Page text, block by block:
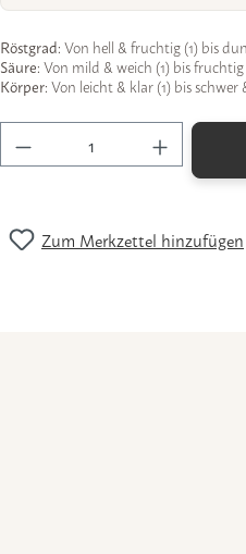
Röstgrad:Von hell & fruchtig (1) bis
Säure:Von mild & weich (1) bis
Körper:Von leicht & klar (1) bis schwer
Produkt Anzahl:
Zum Merkzettel hinzufügen